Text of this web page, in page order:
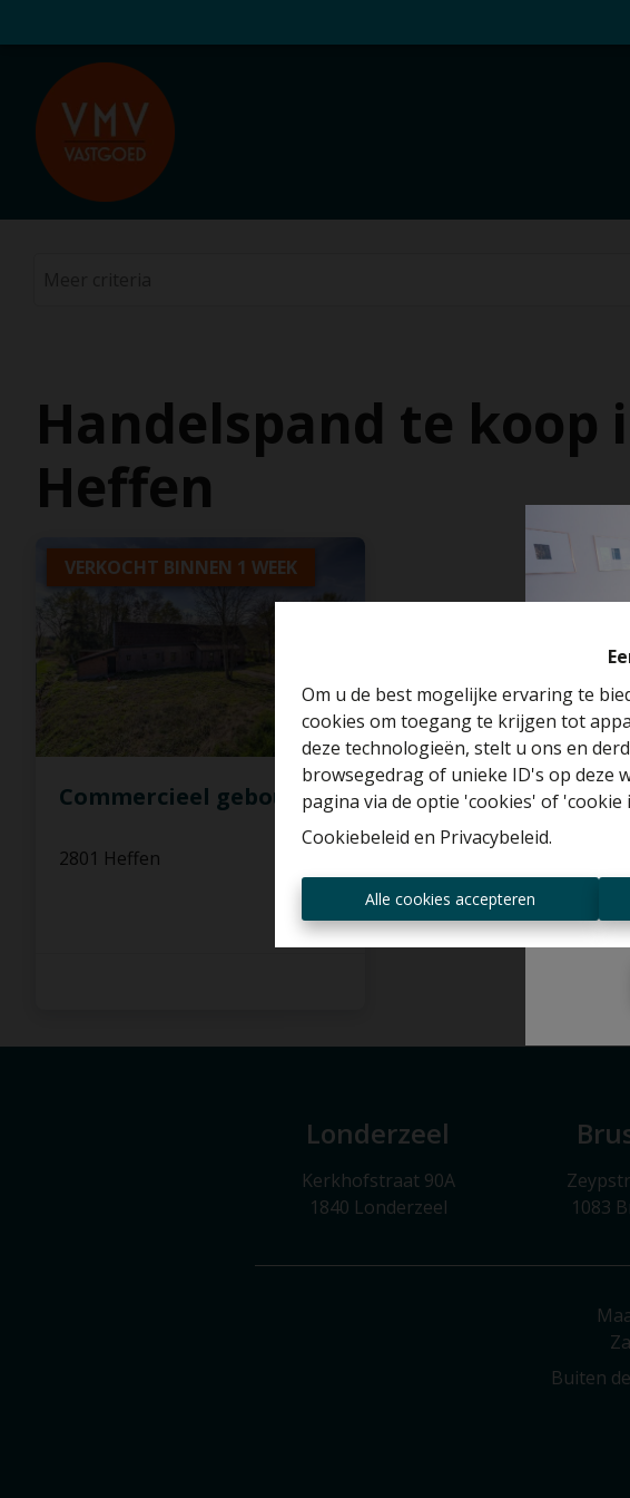
Om u de best mogelijke ervaring te
cookies om toegang te krijgen tot
deze technologieën, stelt u ons en
browsegedrag of unieke ID's op deze
pagina via de optie 'cookies' of 'cookie
Cookiebeleid en Privacybeleid.
Alle cookies accepteren
Handelspand te koop
Heffen
VERKOCHT BINNEN 1 WEEK
Commercieel gebouw
2801 Heffen
Londerzeel
Kerkhofstraat 90A
1840 Londerzeel
1083
Buiten